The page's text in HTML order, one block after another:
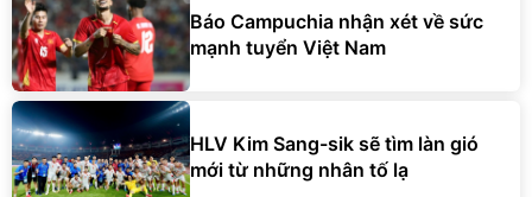
Báo Campuchia nhận xét về sức
mạnh tuyển Việt Nam
HLV Kim Sang-sik sẽ tìm làn gió
mới từ những nhân tố lạ